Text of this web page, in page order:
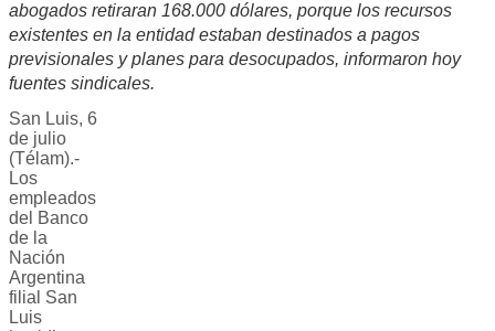
abogados retiraran 168.000 dólares, porque los recursos
existentes en la entidad estaban destinados a pagos
previsionales y planes para desocupados, informaron hoy
fuentes sindicales.
San Luis, 6
de julio
(Télam).-
Los
empleados
del Banco
de la
Nación
Argentina
filial San
Luis